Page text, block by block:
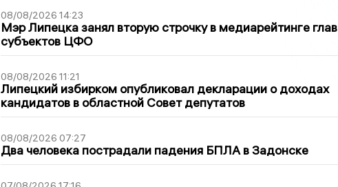
08/08/2026 14:23
Мэр Липецка занял вторую строчку в медиарейтинге глав
субъектов ЦФО
08/08/2026 11:21
Липецкий избирком опубликовал декларации о доходах
кандидатов в областной Совет депутатов
08/08/2026 07:27
Два человека пострадали падения БПЛА в Задонске